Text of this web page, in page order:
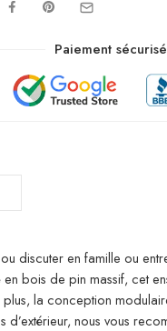
Paiement
discuter en famille ou
bois de pin massif, cet
plus, la conception
nous vous